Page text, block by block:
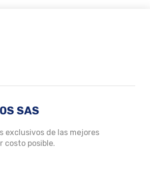
SAS
exclusivos de las mejores
costo posible.